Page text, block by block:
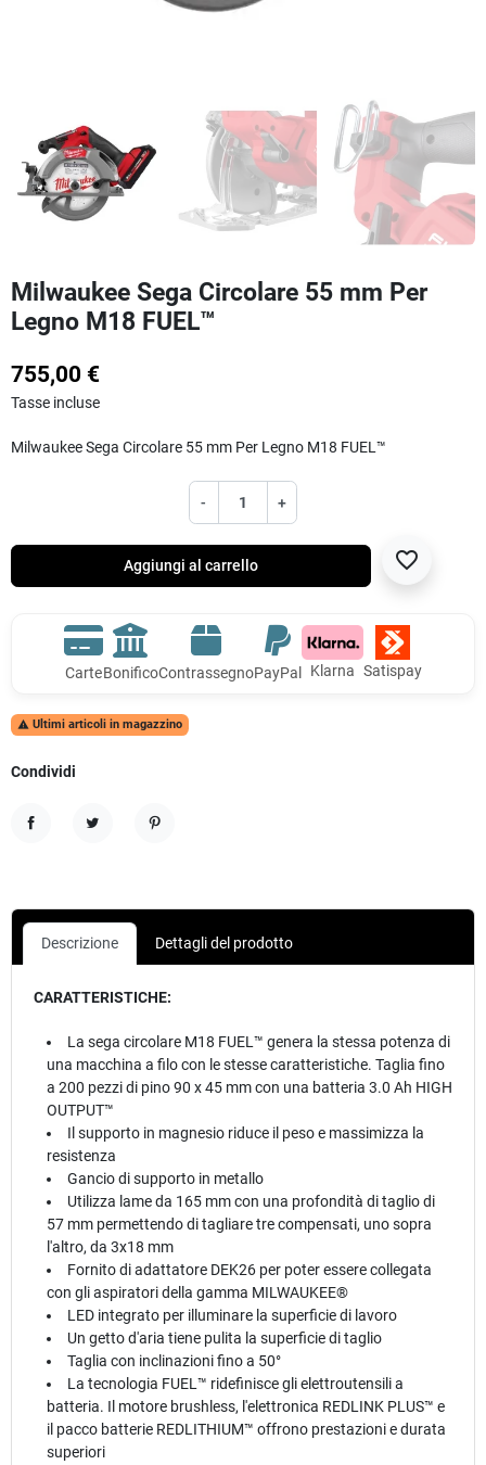
Milwaukee Sega Circolare 55 mm Per
Legno M18 FUEL™
755,00 €
Tasse incluse
Milwaukee Sega Circolare 55 mm Per Legno M18 FUEL™
- +
Aggiungi al carrello favorite_border
CarteBonificoContrassegnoPayPal Klarna Satispay
 Ultimi articoli in magazzino
Condividi
Descrizione Dettagli del prodotto
CARATTERISTICHE:
La sega circolare M18 FUEL™ genera la stessa potenza di
una macchina a filo con le stesse caratteristiche. Taglia fino
a 200 pezzi di pino 90 x 45 mm con una batteria 3.0 Ah HIGH
OUTPUT™
Il supporto in magnesio riduce il peso e massimizza la
resistenza
Gancio di supporto in metallo
Utilizza lame da 165 mm con una profondità di taglio di
57 mm permettendo di tagliare tre compensati, uno sopra
l'altro, da 3x18 mm
Fornito di adattatore DEK26 per poter essere collegata
con gli aspiratori della gamma MILWAUKEE®
LED integrato per illuminare la superficie di lavoro
Un getto d'aria tiene pulita la superficie di taglio
Taglia con inclinazioni fino a 50°
La tecnologia FUEL™ ridefinisce gli elettroutensili a
batteria. Il motore brushless, l'elettronica REDLINK PLUS™ e
il pacco batterie REDLITHIUM™ offrono prestazioni e durata
superiori